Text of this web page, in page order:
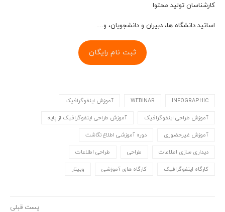
کارشناسان تولید محتوا
اساتيد دانشگاه ها، دبيران و دانشجويان، و…
ثبت نام رایگان
INFOGRAPHIC
WEBINAR آموزش اینفوگرافیک
آموزش طراحی اینفوگرافیک آموزش طراحی اینفوگرافیک از پایه
آموزش غیرحضوری دوره آموزشی اطلاع نگاشت
دیداری سازی اطلاعات طراحی طراحی اطلاعات
کارگاه اینفوگرافیک کارگاه های آموزشی وبینار
پست قبلی